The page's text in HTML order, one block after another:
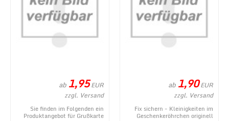
ab 1,95EUR
zzgl. Versand
Sie finden im Folgenden ein
Produktangebot für Grußkarte
ab 1,90EUR
zzgl. Versand
Fix sichern - Kleinigkeiten im
Geschenkeröhrchen originell